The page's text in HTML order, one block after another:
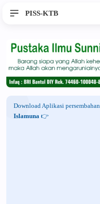
PISS-KTB
Download Aplikasi persembahan
Islamuna 👉